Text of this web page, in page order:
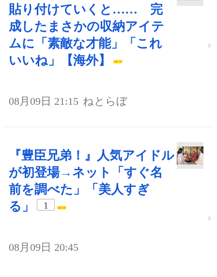
貼り付けていくと…… 完
成したまさかの収納アイテ
ムに「素敵な才能」「これ
いいね」【海外】
08月09日 21:15 ねとらぼ
『豊臣兄弟！』人気アイドル
が初登場→ネット「すぐ名
前を調べた」「美人すぎ
る」
1
08月09日 20:45